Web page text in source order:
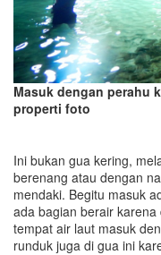
Masuk dengan perahu
properti foto
Ini bukan gua kering,
berenang atau dengan
mendaki. Begitu masuk
ada bagian berair
tempat air laut masuk
runduk juga di gua ini